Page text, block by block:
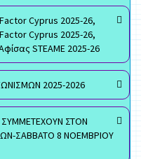
Cyprus 2025-26,
Cyprus 2025-26,
STEAME 2025-26
2025-2026
ΣΤΟΝ
ΣΑΒΒΑΤΟ 8 ΝΟΕΜΒΡΙΟΥ